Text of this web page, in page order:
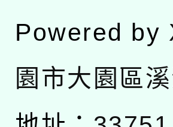
Powered by
園市大園區